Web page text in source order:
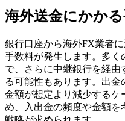
海外送金にかか
銀行口座から海外FX業者
手数料が発生します。多く
で、さらに中継銀行を経
る可能性もあります。出
金額が想定より減少するケ
め、入出金の頻度や金額を